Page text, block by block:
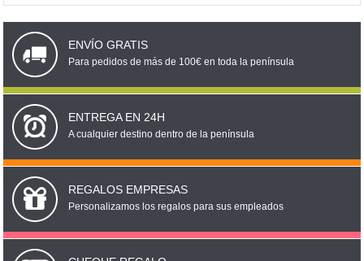
ENVÍO GRATIS
Para pedidos de más de 100€ en toda la península
ENTREGA EN 24H
A cualquier destino dentro de la península
REGALOS EMPRESAS
Personalizamos los regalos para sus empleados